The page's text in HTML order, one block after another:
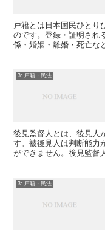
戸籍とは日本国民ひとり
のです。登録・証明され
係・婚姻・離婚・死亡な
3: 戸籍・民法
後見監督人とは、後見人
す。被後見人は判断能力
ができません。後見監督
3: 戸籍・民法